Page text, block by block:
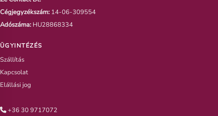
Cégjegyzékszám: 14-06-309554
Adószáma: HU28868334
ÜGYINTÉZÉS
Szállítás
Kapcsolat
Elállási jog
+36 30 9717072